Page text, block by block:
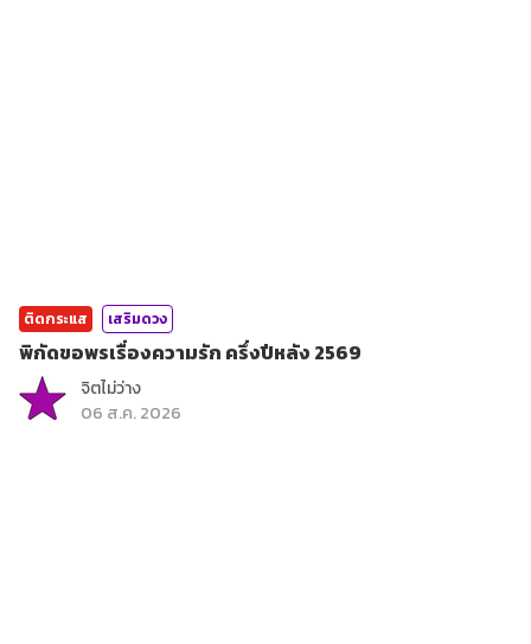
ติดกระแส เสริมดวง
พิกัดขอพรเรื่องความรัก ครึ่งปีหลัง 2569
จิตไม่ว่าง
06 ส.ค. 2026